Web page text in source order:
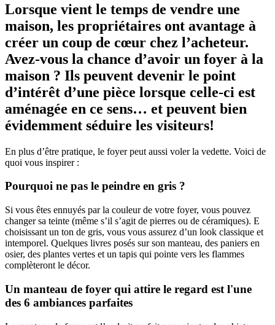
Lorsque vient le temps de vendre une
maison, les propriétaires ont avantage à
créer un coup de cœur chez l’acheteur.
Avez-vous la chance d’avoir un foyer à la
maison ? Ils peuvent devenir le point
d’intérêt d’une pièce lorsque celle-ci est
aménagée en ce sens… et peuvent bien
évidemment séduire les visiteurs!
En plus d’être pratique, le foyer peut aussi voler la vedette. Voici de
quoi vous inspirer :
Pourquoi ne pas le peindre en gris ?
Si vous êtes ennuyés par la couleur de votre foyer, vous pouvez
changer sa teinte (même s’il s’agit de pierres ou de céramiques). E
choisissant un ton de gris, vous vous assurez d’un look classique et
intemporel. Quelques livres posés sur son manteau, des paniers en
osier, des plantes vertes et un tapis qui pointe vers les flammes
complèteront le décor.
Un manteau de foyer qui attire le regard est l'une
des 6 ambiances parfaites